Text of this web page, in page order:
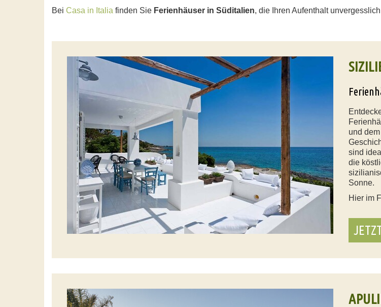
Bei Casa in Italia finden Sie Ferienhäuser in Süditalien, die Ihren Aufenthalt
und
sind
die
Sonne.
Hier im